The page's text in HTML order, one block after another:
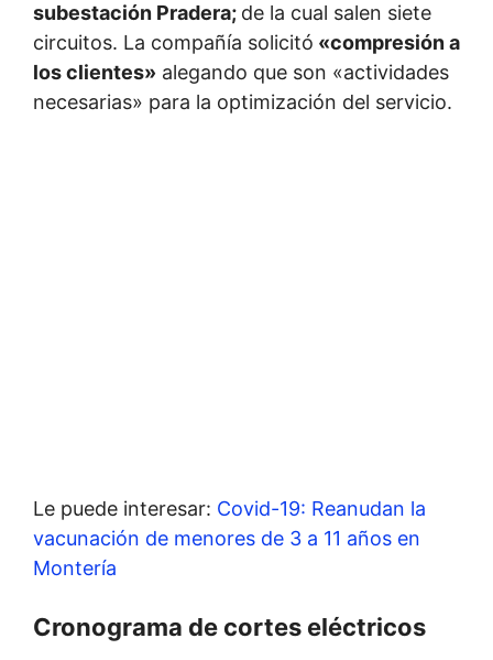
subestación Pradera; de la cual salen siete
circuitos. La compañía solicitó «compresión a
los clientes» alegando que son «actividades
necesarias» para la optimización del servicio.
Le puede interesar: Covid-19: Reanudan la
vacunación de menores de 3 a 11 años en
Montería
Cronograma de cortes eléctricos